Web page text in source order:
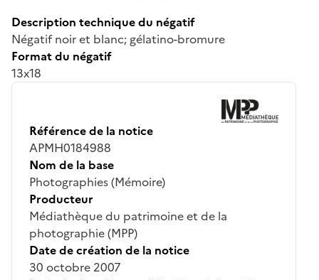
Description technique du négatif
Négatif noir et blanc; gélatino-bromure
Format du négatif
13x18
Référence de la notice
APMH0184988
Nom de la base
Photographies (Mémoire)
Producteur
Médiathèque du patrimoine et de la
photographie (MPP)
Date de création de la notice
30 octobre 2007